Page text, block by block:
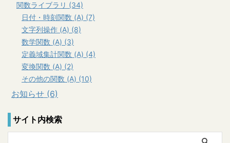
関数ライブラリ (34)
日付・時刻関数 (A) (7)
文字列操作 (A) (8)
数学関数 (A) (3)
定義域集計関数 (A) (4)
変換関数 (A) (2)
その他の関数 (A) (10)
お知らせ (6)
サイト内検索